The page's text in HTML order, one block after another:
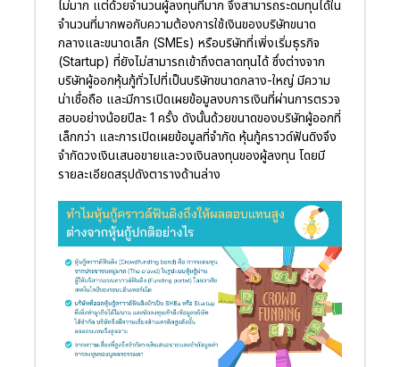
ไม่มาก แต่ด้วยจำนวนผู้ลงทุนที่มาก จึงสามารถระดมทุนได้ใน
จำนวนที่มากพอกับความต้องการใช้เงินของบริษัทขนาด
กลางและขนาดเล็ก (SMEs) หรือบริษัทที่เพิ่งเริ่มธุรกิจ
(Startup) ที่ยังไม่สามารถเข้าถึงตลาดทุนได้ ซึ่งต่างจาก
บริษัทผู้ออกหุ้นกู้ทั่วไปที่เป็นบริษัทขนาดกลาง-ใหญ่ มีความ
น่าเชื่อถือ และมีการเปิดเผยข้อมูลงบการเงินที่ผ่านการตรวจ
สอบอย่างน้อยปีละ 1 ครั้ง ดังนั้นด้วยขนาดของบริษัทผู้ออกที่
เล็กกว่า และการเปิดเผยข้อมูลที่จำกัด หุ้นกู้คราวด์ฟันดิงจึง
จำกัดวงเงินเสนอขายและวงเงินลงทุนของผู้ลงทุน โดยมี
รายละเอียดสรุปดังตารางด้านล่าง